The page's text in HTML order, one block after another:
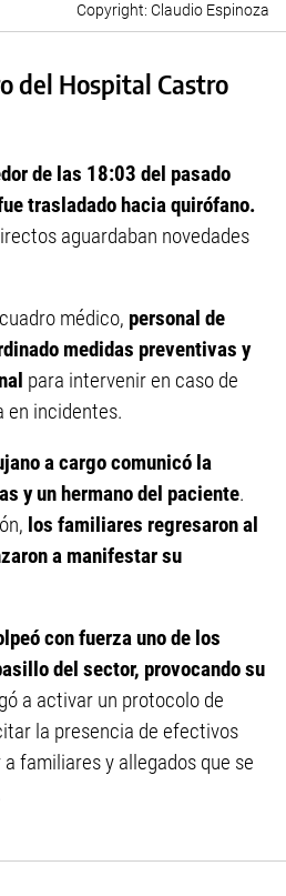
Claudio Espinoza
del Hospital Castro
de las 18:03 del pasado
trasladado hacia quirófano.
aguardaban novedades
médico, personal de
medidas preventivas y
para intervenir en caso de
en incidentes.
a cargo comunicó la
y un hermano del paciente.
los familiares regresaron al
a manifestar su
con fuerza uno de los
del sector, provocando su
a activar un protocolo de
la presencia de efectivos
familiares y allegados que se